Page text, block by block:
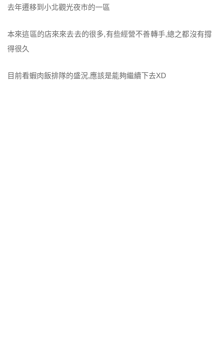
去年遷移到小北觀光夜市的一區
本來這區的店來來去去的很多,有些經營不善轉手,總之都沒有撐
得很久
目前看蝦肉飯排隊的盛況,應該是能夠繼續下去XD